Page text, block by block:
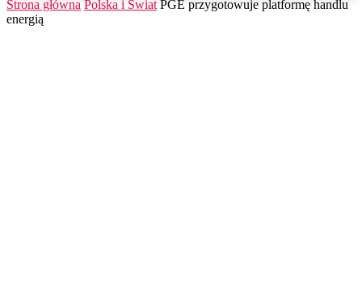
Strona główna Polska i Świat PGE przygotowuje platformę handlu
energią